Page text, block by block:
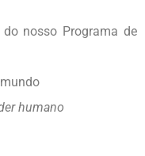
nosso Programa de
humano